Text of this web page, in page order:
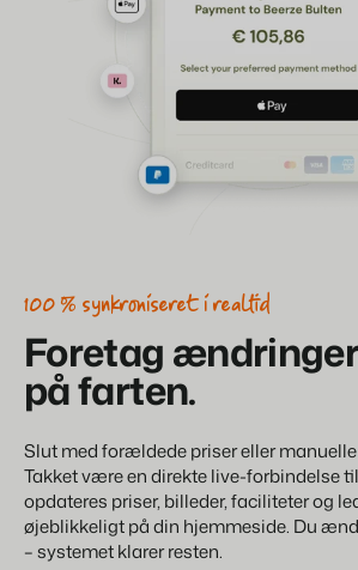
100 % synkroniseret i realtid
Foretag
på farten.
Slut med forældede priser eller
Takket være en direkte live-forbindelse
opdateres priser, billeder, faciliteter og
øjeblikkeligt på din hjemmeside. Du
– systemet klarer resten.